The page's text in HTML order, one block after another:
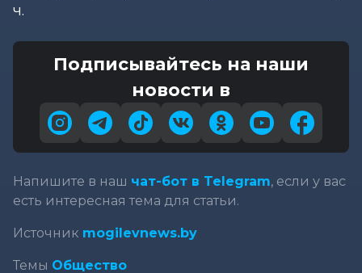
ч.
Подписывайтесь на наши
новости в
Напишите в наш чат-бот в Telegram, если у вас
есть интересная тема для статьи.
Источник mogilevnews.by
Темы Общество